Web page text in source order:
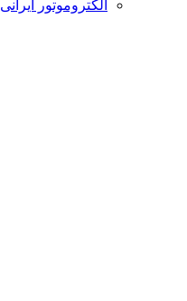
الکتروموتور ایرانی